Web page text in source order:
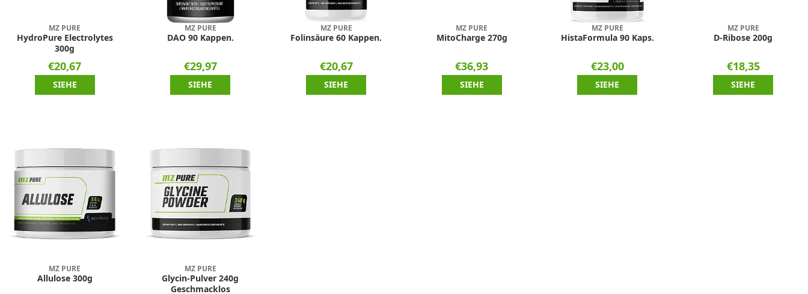
MZ PURE
HydroPure Electrolytes
300g
€20,67
SIEHE
MZ PURE
DAO 90 Kappen.
€29,97
SIEHE
MZ PURE
Folinsäure 60 Kappen.
€20,67
SIEHE
MZ PURE
MitoCharge 270g
€36,93
SIEHE
MZ PURE
HistaFormula 90 Kaps.
€23,00
SIEHE
MZ PURE
D-Ribose 200g
€18,35
SIEHE
MZ PURE
Allulose 300g
MZ PURE
Glycin-Pulver 240g
Geschmacklos